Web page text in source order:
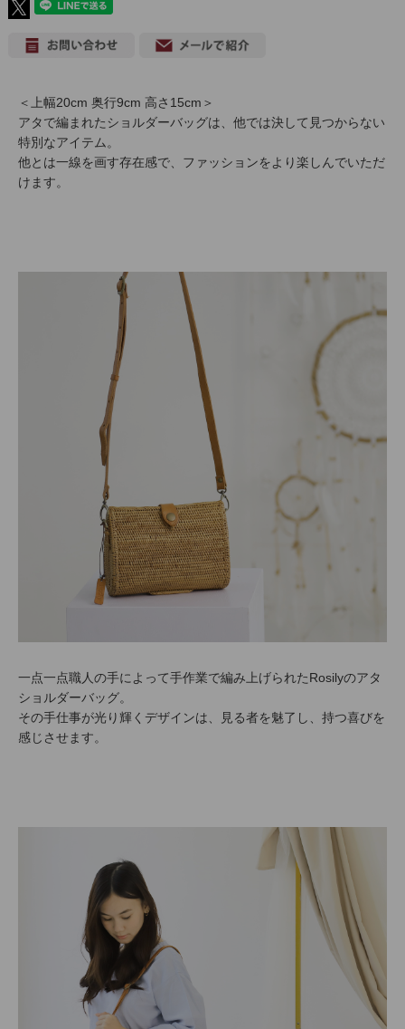
＜上幅20cm 奥行9cm 高さ15cm＞
アタで編まれたショルダーバッグは、他では決して見つからない
特別なアイテム。
他とは一線を画す存在感で、ファッションをより楽しんでいただ
けます。
一点一点職人の手によって手作業で編み上げられたRosilyのアタ
ショルダーバッグ。
その手仕事が光り輝くデザインは、見る者を魅了し、持つ喜びを
感じさせます。